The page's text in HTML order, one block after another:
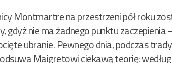
Montmartre na przestrzeni pół roku
gdyż nie ma żadnego punktu
ubranie. Pewnego dnia, podczas
Maigretowi ciekawą teorię: